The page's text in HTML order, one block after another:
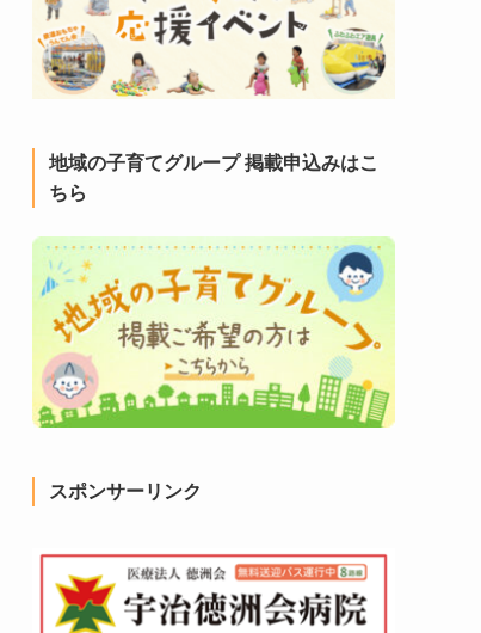
地域の子育てグループ 掲載申込みはこ
ちら
スポンサーリンク